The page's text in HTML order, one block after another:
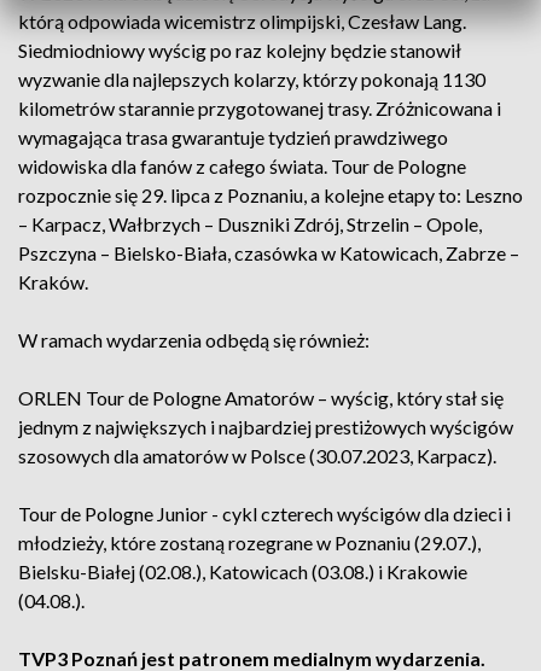
którą odpowiada wicemistrz olimpijski, Czesław Lang.
Siedmiodniowy wyścig po raz kolejny będzie stanowił
wyzwanie dla najlepszych kolarzy, którzy pokonają 1130
kilometrów starannie przygotowanej trasy. Zróżnicowana i
wymagająca trasa gwarantuje tydzień prawdziwego
widowiska dla fanów z całego świata. Tour de Pologne
rozpocznie się 29. lipca z Poznaniu, a kolejne etapy to: Leszno
– Karpacz, Wałbrzych – Duszniki Zdrój, Strzelin – Opole,
Pszczyna – Bielsko-Biała, czasówka w Katowicach, Zabrze –
Kraków.
W ramach wydarzenia odbędą się również:
ORLEN Tour de Pologne Amatorów – wyścig, który stał się
jednym z największych i najbardziej prestiżowych wyścigów
szosowych dla amatorów w Polsce (30.07.2023, Karpacz).
Tour de Pologne Junior - cykl czterech wyścigów dla dzieci i
młodzieży, które zostaną rozegrane w Poznaniu (29.07.),
Bielsku-Białej (02.08.), Katowicach (03.08.) i Krakowie
(04.08.).
TVP3 Poznań jest patronem medialnym wydarzenia.